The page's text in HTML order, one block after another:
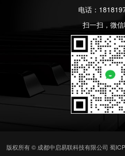
电话：
扫一扫，微
版权所有 © 成都中启易联科技有限公司 蜀